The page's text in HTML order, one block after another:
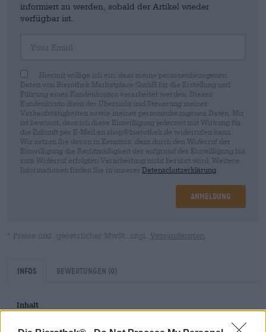
informiert zu werden, sobald der Artikel wieder
verfügbar ist.
Hiermit willige ich ein, dass meine personenbezogenen
Daten von Bierothek Marketplace GmbH für die Erstellung und
Führung eines Kundenkontos verarbeitet werden. Dieses
Kundenkonto dient der Übersicht und Steuerung meiner
Verkaufstätigkeiten sowie meiner personenbezogenen Daten. Mir
ist bewusst, dass ich diese Einwilligung jederzeit mit Wirkung für
die Zukunft per E-Mail an shop@bierothek.de widerrufen kann.
Wir setzen Sie davon in Kenntnis, dass durch den Widerruf der
Einwilligung die Rechtmäßigkeit der aufgrund der Einwilligung bis
zum Widerruf erfolgten Verarbeitung nicht berührt wird. Weitere
Informationen finden Sie in unserer Datenschutzerklärung
Anmeldung
* Preise inkl. gesetzlicher MwSt. zzgl. Versandkosten
Infos Bewertungen (0)
Inhalt